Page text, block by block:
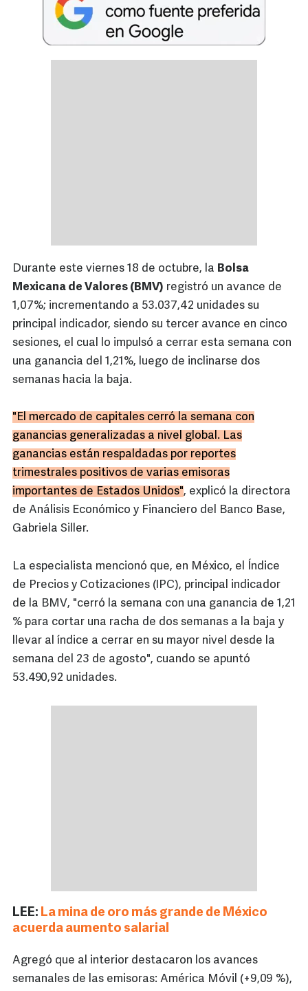
Durante este viernes 18 de octubre, la Bolsa
Mexicana de Valores (BMV) registró un avance de
1,07%; incrementando a 53.037,42 unidades su
principal indicador, siendo su tercer avance en cinco
sesiones, el cual lo impulsó a cerrar esta semana con
una ganancia del 1,21%, luego de inclinarse dos
semanas hacia la baja.
"El mercado de capitales cerró la semana con
ganancias generalizadas a nivel global. Las
ganancias están respaldadas por reportes
trimestrales positivos de varias emisoras
importantes de Estados Unidos", explicó la directora
de Análisis Económico y Financiero del Banco Base,
Gabriela Siller.
La especialista mencionó que, en México, el Índice
de Precios y Cotizaciones (IPC), principal indicador
de la BMV, "cerró la semana con una ganancia de 1,21
% para cortar una racha de dos semanas a la baja y
llevar al índice a cerrar en su mayor nivel desde la
semana del 23 de agosto", cuando se apuntó
53.490,92 unidades.
LEE: La mina de oro más grande de México
acuerda aumento salarial
Agregó que al interior destacaron los avances
semanales de las emisoras: América Móvil (+9,09 %),